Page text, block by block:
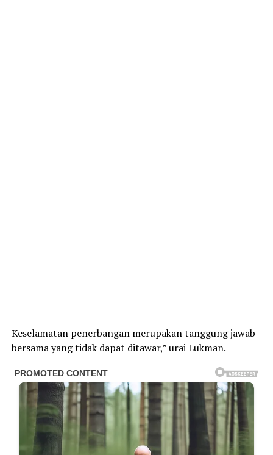
Keselamatan penerbangan merupakan tanggung jawab
bersama yang tidak dapat ditawar,” urai Lukman.